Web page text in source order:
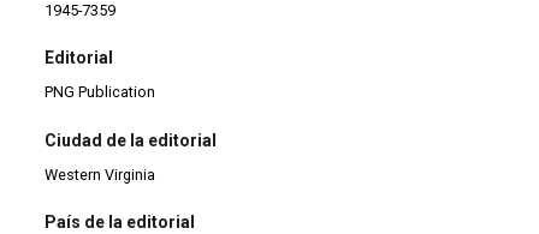
1945-7359
Editorial
PNG Publication
Ciudad de la editorial
Western Virginia
País de la editorial